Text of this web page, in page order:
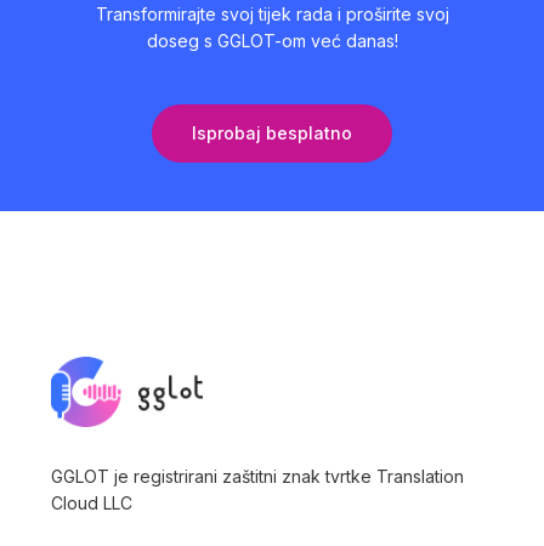
Transformirajte svoj tijek rada i proširite svoj
doseg s GGLOT-om već danas!
Isprobaj besplatno
GGLOT je registrirani zaštitni znak tvrtke Translation
Cloud LLC